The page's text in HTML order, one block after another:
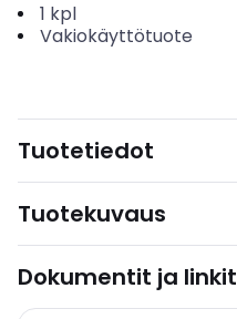
1 kpl
Vakiokäyttötuote
Tuotetiedot
Tuotekuvaus
Dokumentit ja linkit